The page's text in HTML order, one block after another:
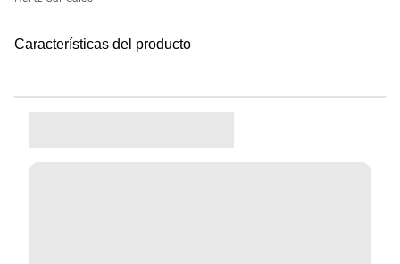
Características del producto